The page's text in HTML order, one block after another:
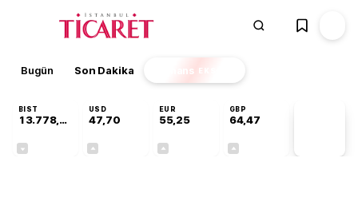
Bugün Son Dakika Finans EKSTRA
BIST
13.778,60
USD
47,70
EUR
55,25
GBP
64,47